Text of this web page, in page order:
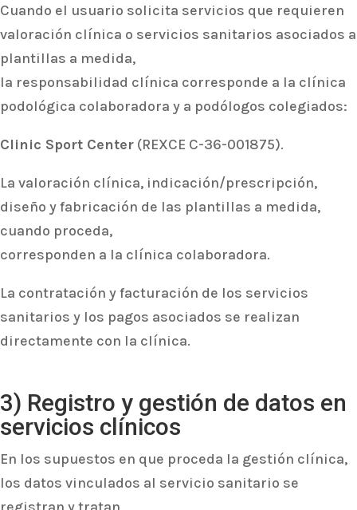
Cuando el usuario solicita servicios que requieren
valoración clínica o servicios sanitarios asociados a
plantillas a medida,
la responsabilidad clínica corresponde a la clínica
podológica colaboradora y a podólogos colegiados:
Clinic Sport Center (REXCE C-36-001875).
La valoración clínica, indicación/prescripción,
diseño y fabricación de las plantillas a medida,
cuando proceda,
corresponden a la clínica colaboradora.
La contratación y facturación de los servicios
sanitarios y los pagos asociados se realizan
directamente con la clínica.
3) Registro y gestión de datos en
servicios clínicos
En los supuestos en que proceda la gestión clínica,
los datos vinculados al servicio sanitario se
registran y tratan